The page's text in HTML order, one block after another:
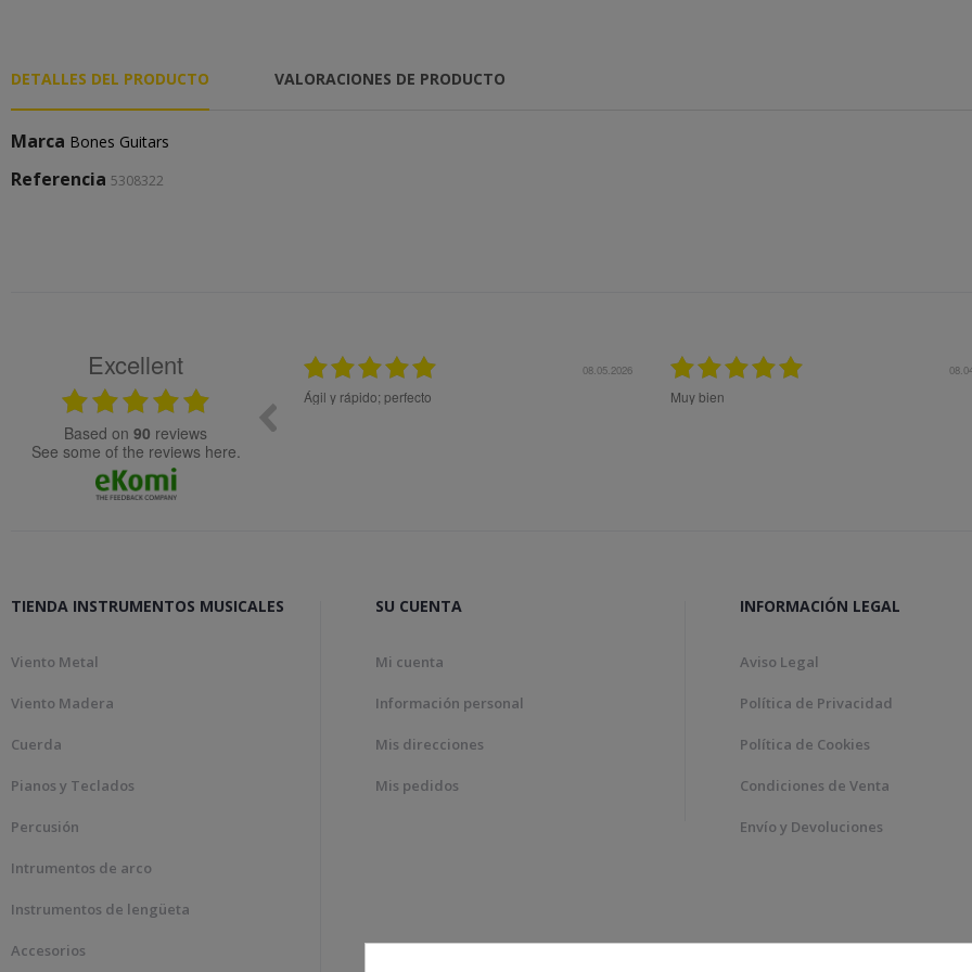
DETALLES DEL PRODUCTO VALORACIONES DE PRODUCTO
Marca Bones Guitars
Referencia 5308322
Excellent
based on 90 reviews
see some of the reviews here.
12.11.2025
Bon tracte, molta rapidesa en la gestió de la comanda.
Genial!
27.10.2025
Todo ok
Me aconsejaron muy bien
el mejor producto a mis
TIENDA INSTRUMENTOS MUSICALES
Viento Metal
Viento Madera
Cuerda
Pianos y Teclados
Percusión
Intrumentos de arco
Instrumentos de lengüeta
Accesorios
SU CUENTA
Mi cuenta
Información personal
Mis direcciones
Mis pedidos
INFORMACIÓN LEGAL
Aviso Legal
Política de Privacidad
Política de Cookies
Condiciones de Venta
Envío y Devoluciones